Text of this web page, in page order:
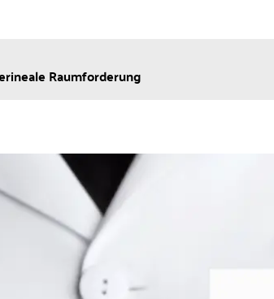
Raumforderung